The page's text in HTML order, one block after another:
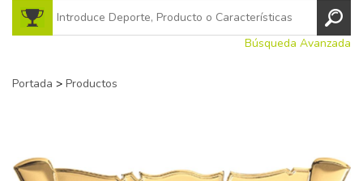
Búsqueda Avanzada
Portada > Productos